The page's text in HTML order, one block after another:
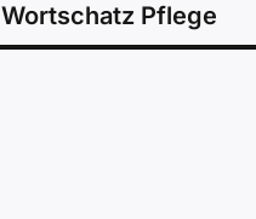
Wortschatz Pflege